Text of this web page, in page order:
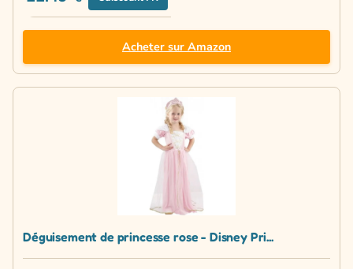
Acheter sur Amazon
Déguisement de princesse rose - Disney Pri...